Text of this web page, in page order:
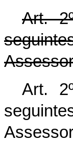
Art.
Art.